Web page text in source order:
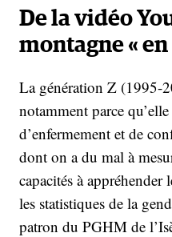
De la vidéo
montagne « en
La génération Z (1995-
notamment parce
d’enfermement et de
dont on a du mal à
capacités à appréhender
les statistiques de la
patron du PGHM de